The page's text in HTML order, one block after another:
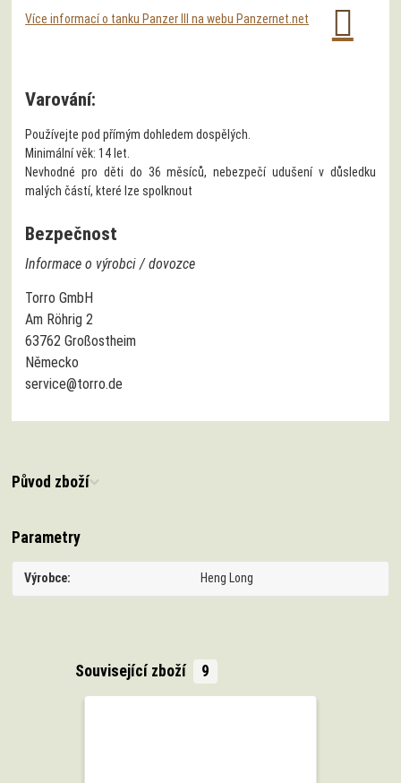
Více informací o tanku Panzer III na webu Panzernet.net
Varování:
Používejte pod přímým dohledem dospělých.
Minimální věk: 14 let.
Nevhodné pro děti do 36 měsíců, nebezpečí udušení v důsledku
malých částí, které lze spolknout
Bezpečnost
Informace o výrobci / dovozce
Torro GmbH
Am Röhrig 2
63762 Großostheim
Německo
service@torro.de
Původ zboží
Parametry
Výrobce Heng Long
Související zboží 9